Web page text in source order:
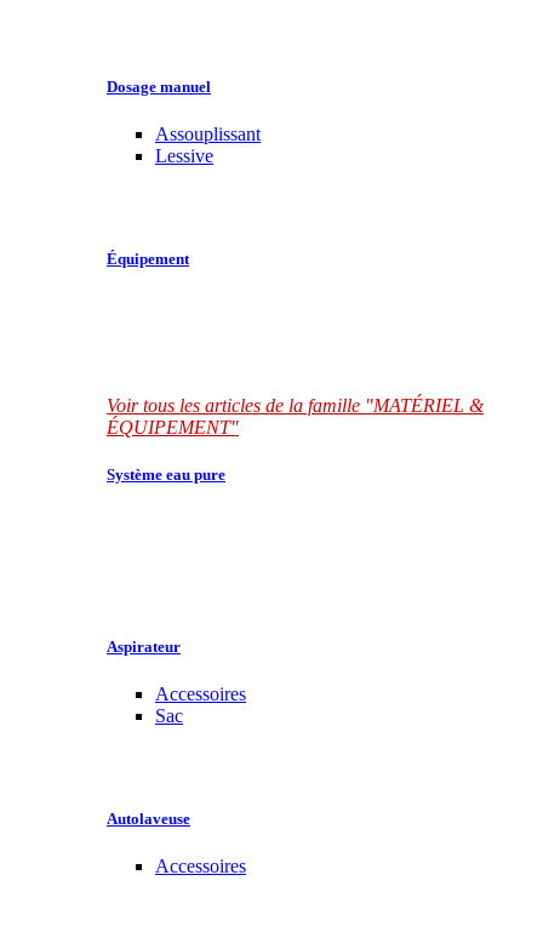
Dosage manuel
Assouplissant
Lessive
Équipement
Voir tous les articles de la famille "MATÉRIEL &
ÉQUIPEMENT"
Système eau pure
Aspirateur
Accessoires
Sac
Autolaveuse
Accessoires